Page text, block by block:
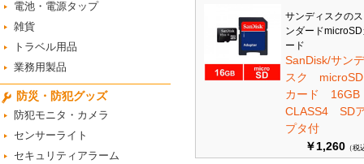
電池・電源タップ
雑貨
トラベル用品
業務用製品
防災・防犯グッズ
防犯モニタ・カメラ
センサーライト
セキュリティアラーム
サンディスクの
ンダード
ード
SanDisk/サン
スク
カード
CLASS4 SD
プタ付
￥1,260 （税